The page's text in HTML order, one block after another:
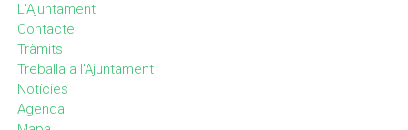
L'Ajuntament
Contacte
Tràmits
Treballa a l'Ajuntament
Notícies
Agenda